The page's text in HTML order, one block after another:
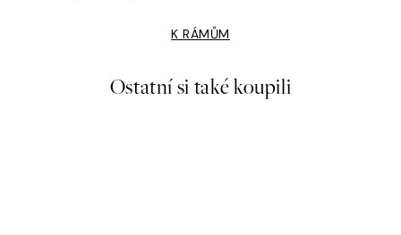
K RÁMŮM
Ostatní si také koupili